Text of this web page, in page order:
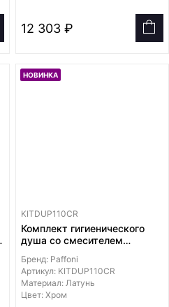
12 303 ₽
НОВИНКА
KITDUP110CR
Комплект гигиенического
душа со смесителем
держатель из металла,
шланг металл 1200мм,
встраиваемая часть в
комплекте
Бренд: Paffoni
Артикул: KITDUP110CR
Материал: Латунь
Цвет: Хром